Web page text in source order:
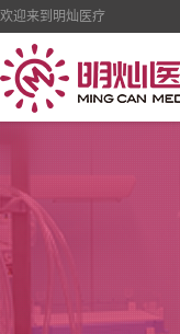
欢迎来到明灿医疗